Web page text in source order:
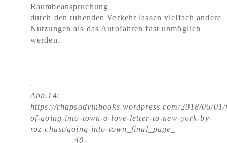
Raumbeanspruchung
durch den ruhenden Verkehr lassen vielfach andere
Nutzungen als das Autofahren fast unmöglich
werden.
Abb.14:
https://rhapsodyinbooks.wordpress.com/2018/06/
of-going-into-town-a-love-letter-to-new-york-by-
roz-chast/going-into-town_final_page_
40-